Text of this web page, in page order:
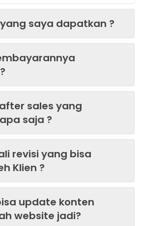
saya dapatkan ?
sales yang
saja ?
revisi yang bisa
Klien ?
update konten
website jadi?